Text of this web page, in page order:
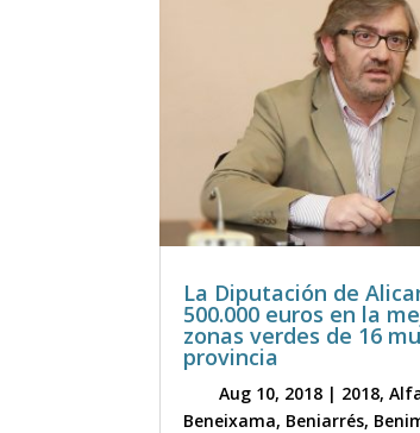
La Diputación de
500.000 euros en la
zonas verdes de 16
provincia
Aug 10, 2018 | 2018,
Beneixama, Beniarrés,